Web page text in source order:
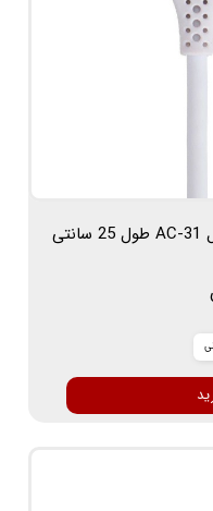
کابل تبدیل USB به لایتنینگ آکو مدل AC-31 طول 25 سانتی